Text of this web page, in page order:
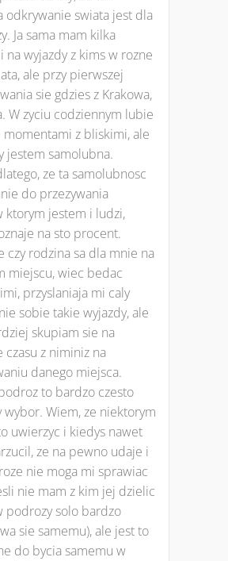
odkrywanie swiata jest dla
Ja sama mam kilka
na wyjazdy z kims w rozne
ale przy pierwszej
sie gdzies z Krakowa,
W zyciu codziennym lubie
momentami z bliskimi, ale
jestem samolubna.
ze ta samolubnosc
do przezywania
ktorym jestem i ludzi,
na sto procent.
czy rodzina sa dla mnie na
miejscu, wiec bedac
przyslaniaja mi caly
sobie takie wyjazdy, ale
skupiam sie na
czasu z niminiz na
danego miejsca.
to bardzo czesto
wybor. Wiem, ze niektorym
uwierzyc i kiedys nawet
ze na pewno udaje i
nie moga mi sprawiac
nie mam z kim jej dzielic
podrozy solo bardzo
sie samemu), ale jest to
do bycia samemu w